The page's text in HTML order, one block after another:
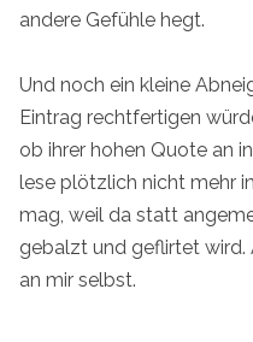
andere Gefühle hegt.
Und noch ein kleine
Eintrag rechtfertigen
ob ihrer hohen Quote an
lese plötzlich nicht mehr
mag, weil da statt
gebalzt und geflirtet wird.
an mir selbst.